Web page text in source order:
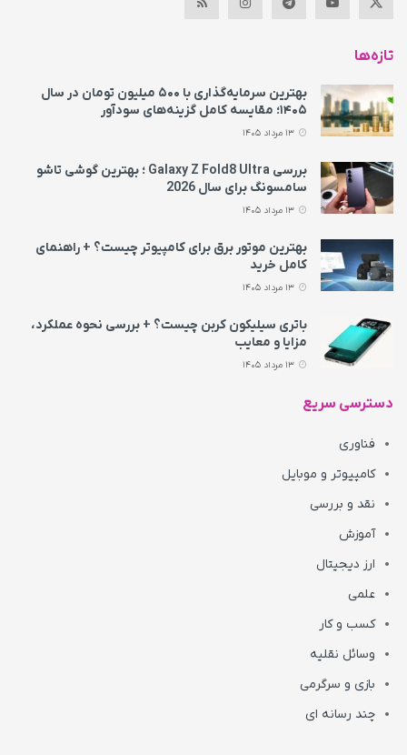
تازه‌ها
بهترین سرمایه‌گذاری با ۵۰۰ میلیون تومان در سال
۱۴۰۵؛ مقایسه کامل گزینه‌های سودآور
بررسی Galaxy Z Fold8 Ultra ؛ بهترین گوشی تاشو
سامسونگ برای سال 2026
بهترین موتور برق برای کامپیوتر چیست؟ + راهنمای
کامل خرید
باتری سیلیکون کربن چیست؟ + بررسی نحوه عملکرد،
مزایا و معایب
دسترسی سریع
فناوری
کامپیوتر و موبایل
نقد و بررسی
آموزش
ارز دیجیتال
علمی
کسب و کار
وسائل نقلیه
بازی و سرگرمی
چند رسانه ای